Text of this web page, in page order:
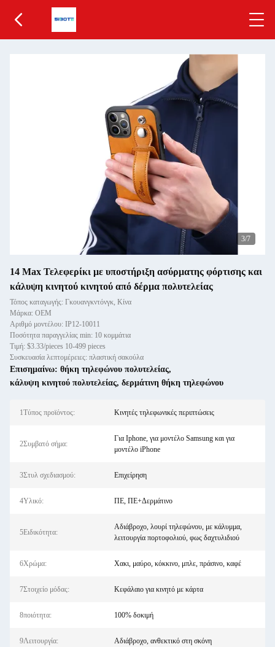
4/7
14 Max Τελεφερίκι με υποστήριξη ασύρματης φόρτισης και
κάλυψη κινητού κινητού από δέρμα πολυτελείας
Τόπος καταγωγής: Γκουανγκντόνγκ, Κίνα
Μάρκα: OEM
Αριθμό μοντέλου: IP12-10011
Ποσότητα παραγγελίας min: 10 κομμάτια
Τιμή: $3.33/pieces 10-499 pieces
Συσκευασία λεπτομέρειες: πλαστική σακούλα
Επισημαίνω: θήκη τηλεφώνου πολυτελείας,
κάλυψη κινητού πολυτελείας, δερμάτινη θήκη τηλεφώνου
1Τύπος προϊόντος: Κινητές τηλεφωνικές περιπτώσεις
2Συμβατό σήμα:
Για Iphone, για μοντέλο Samsung και για
μοντέλο iPhone
3Στυλ σχεδιασμού: Επιχείρηση
4Υλικό: ΠΕ, ΠΕ+Δερμάτινο
5Ειδικότητα:
Αδιάβροχο, λουρί τηλεφώνου, με κάλυμμα,
λειτουργία πορτοφολιού, φως δαχτυλιδιού
6Χρώμα: Χακι, μαύρο, κόκκινο, μπλε, πράσινο, καφέ
7Στοιχείο μόδας: Κεφάλαιο για κινητό με κάρτα
8ποιότητα: 100% δοκιμή
9Λειτουργία: Αδιάβροχο, ανθεκτικό στη σκόνη